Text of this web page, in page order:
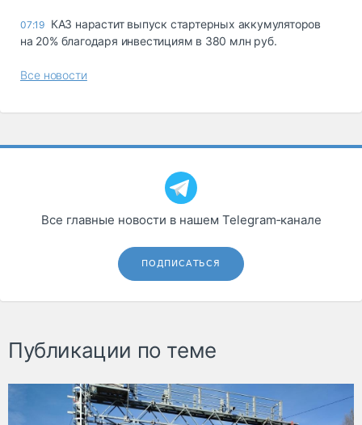
07:19 КАЗ нарастит выпуск стартерных аккумуляторов
на 20% благодаря инвестициям в 380 млн руб.
Все новости
Все главные новости в нашем Telegram‑канале
ПОДПИСАТЬСЯ
Публикации по теме